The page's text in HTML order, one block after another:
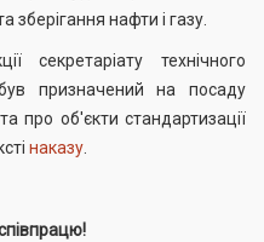
зберігання нафти і газу.
секретаріату технічного
був призначений на посаду
про об'єкти стандартизації
наказу.